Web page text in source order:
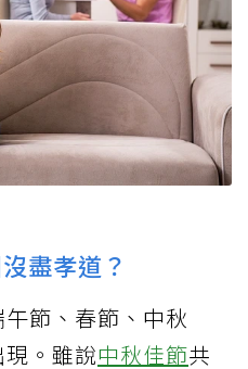
盡孝道？
節、春節、中秋
現。雖說中秋佳節共